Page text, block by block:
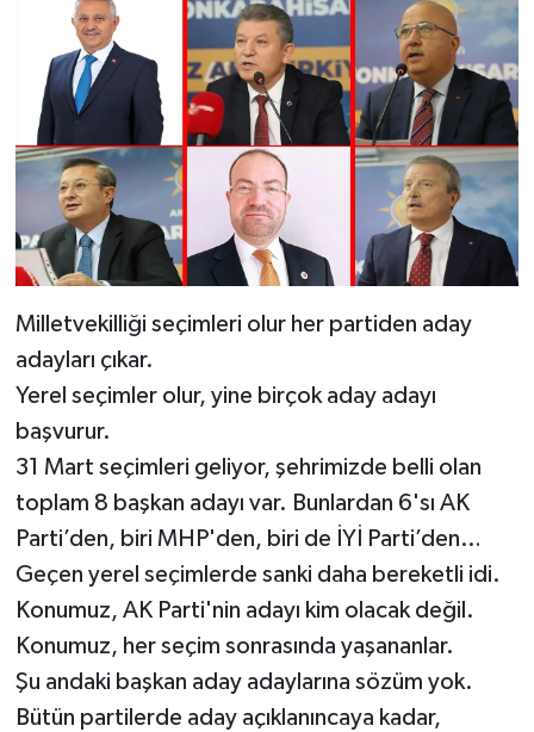
Milletvekilliği seçimleri olur her partiden aday
adayları çıkar.
Yerel seçimler olur, yine birçok aday adayı
başvurur.
31 Mart seçimleri geliyor, şehrimizde belli olan
toplam 8 başkan adayı var. Bunlardan 6'sı AK
Parti’den, biri MHP'den, biri de İYİ Parti’den…
Geçen yerel seçimlerde sanki daha bereketli idi.
Konumuz, AK Parti'nin adayı kim olacak değil.
Konumuz, her seçim sonrasında yaşananlar.
Şu andaki başkan aday adaylarına sözüm yok.
Bütün partilerde aday açıklanıncaya kadar,